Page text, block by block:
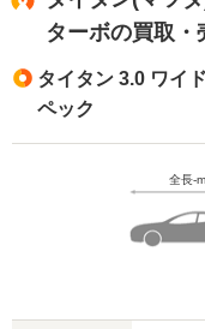
ターボの買取・
タイタン 3.0 ワイ
ペック
全長-m